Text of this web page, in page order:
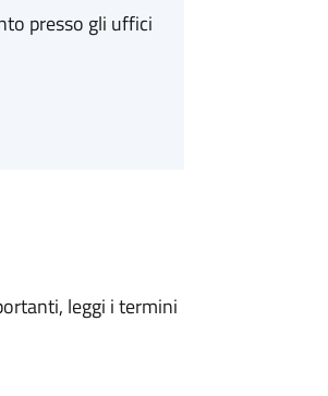
presso gli uffici
leggi i termini